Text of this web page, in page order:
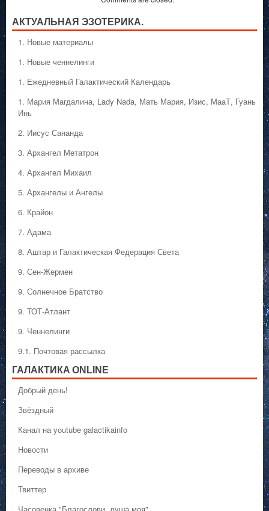
АКТУАЛЬНАЯ ЭЗОТЕРИКА.
1. Hовые материалы
1. Hовые ченнелинги
1. Ежедневный Галактический Календарь
1. Мария Магдалина, Lady Nada, Мать Мария, Изис, МааТ, Гуань
Инь
2. Иисус Сананда
3. Архангел Метатрон
4. Архангел Михаил
5. Архангелы и Ангелы
6. Крайон
7. Адама
8. Аштар и Галактическая Федерация Света
9. Сен-Жермен
9. Солнечное Братство
9. ТОТ-Атлант
9. Ченнелинги
9.1. Почтовая рассылка
ГАЛАКТИКA ONLINE
Добрый день!
Звёздный
Канал на youtube galactikainfo
Новости
Переводы в архиве
Твиттер